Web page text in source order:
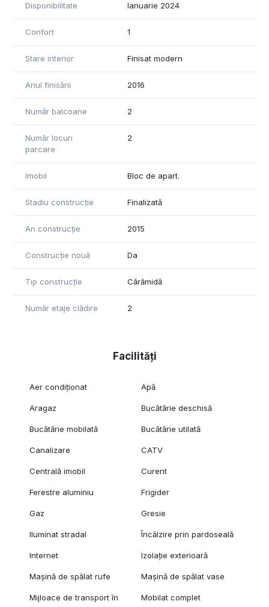
Disponibilitate Ianuarie 2024
Confort 1
Stare interior Finisat modern
Anul finisării 2016
Număr balcoane 2
Număr locuri
parcare
2
Imobil Bloc de apart.
Stadiu construcție Finalizată
An construcție 2015
Construcție nouă Da
Tip construcție Cărămidă
Număr etaje clădire 2
Facilități
Aer condiționat Apă
Aragaz Bucătărie deschisă
Bucătărie mobilată Bucătărie utilată
Canalizare CATV
Centrală imobil Curent
Ferestre aluminiu Frigider
Gaz Gresie
Iluminat stradal Încălzire prin pardoseală
Internet Izolație exterioară
Mașină de spălat rufe Mașină de spălat vase
Mijloace de transport în
Mobilat complet